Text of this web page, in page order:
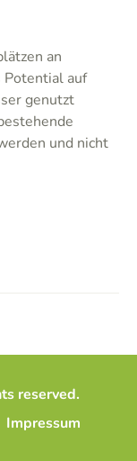
an
Potential auf
genutzt
und nicht
reserved.
Impressum